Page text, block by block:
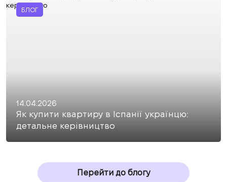
БЛОГ
14.04.2026
Як купити квартиру в Іспанії українцю:
детальне керівництво
Перейти до блогу